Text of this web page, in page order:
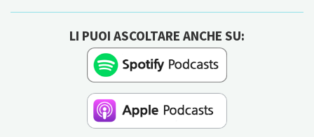
LI PUOI ASCOLTARE ANCHE SU: